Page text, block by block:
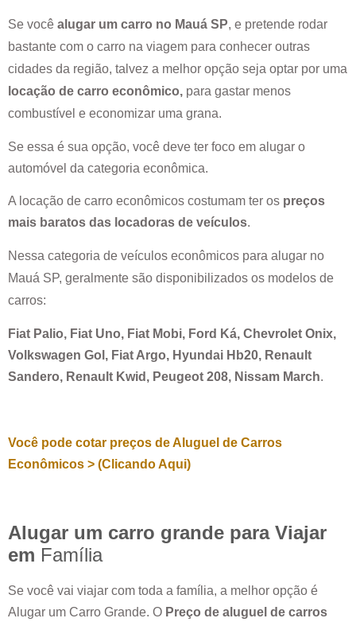
Se você alugar um carro no Mauá SP, e pretende rodar
bastante com o carro na viagem para conhecer outras
cidades da região, talvez a melhor opção seja optar por uma
locação de carro econômico, para gastar menos
combustível e economizar uma grana.
Se essa é sua opção, você deve ter foco em alugar o
automóvel da categoria econômica.
A locação de carro econômicos costumam ter os preços
mais baratos das locadoras de veículos.
Nessa categoria de veículos econômicos para alugar no
Mauá SP, geralmente são disponibilizados os modelos de
carros:
Fiat Palio, Fiat Uno, Fiat Mobi, Ford Ká, Chevrolet Onix,
Volkswagen Gol, Fiat Argo, Hyundai Hb20, Renault
Sandero, Renault Kwid, Peugeot 208, Nissam March.
Você pode cotar preços de Aluguel de Carros
Econômicos > (Clicando Aqui)
Alugar um carro grande para Viajar
em Família
Se você vai viajar com toda a família, a melhor opção é
Alugar um Carro Grande. O Preço de aluguel de carros